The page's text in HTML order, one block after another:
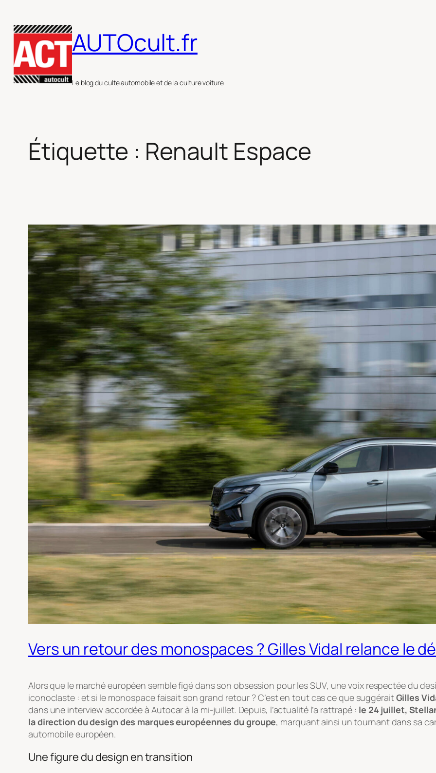
au
contenu
AUTOcult.fr
Le blog du culte automobile et de la culture voiture
Étiquette : Renault Espace
Vers un retour des monospaces ? Gilles Vidal relance le
Alors que le marché européen semble figé dans son obsession pour les SUV, une voix respectée du
iconoclaste : et si le monospace faisait son grand retour ? C’est en tout cas ce que suggéraitGilles
dans une interview accordée à Autocarà la mi-juillet. Depuis, l’actualité l’a rattrapé : le 24 juillet,
la direction du design des marques européennes du groupe, marquant ainsi un tournant dans sa
automobile européen.
Une figure du design en transition